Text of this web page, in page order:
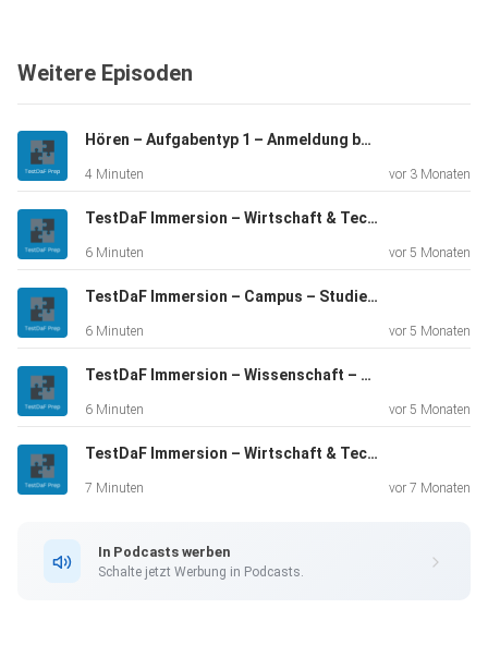
nebenbei Hören und zur Gewöhnung an prüfungsnahe
Weitere Episoden
Hören – Aufgabentyp 1 – Anmeldung beim Hochschulsport
4 Minuten vor 3 Monaten
TestDaF Immersion – Wirtschaft & Technik – Lieferketten
6 Minuten vor 5 Monaten
TestDaF Immersion – Campus – Studienfinanzierung
6 Minuten vor 5 Monaten
TestDaF Immersion – Wissenschaft – Schlafmedizin
6 Minuten vor 5 Monaten
TestDaF Immersion – Wirtschaft & Technik – Automatisierung
7 Minuten vor 7 Monaten
In Podcasts werben
Schalte jetzt Werbung in Podcasts.